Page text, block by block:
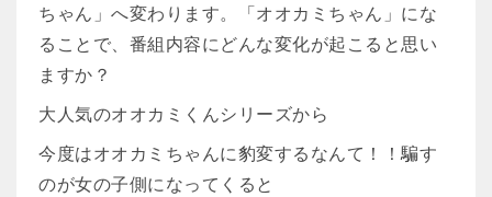
ちゃん」へ変わります。「オオカミちゃん」にな
ることで、番組内容にどんな変化が起こると思い
ますか？
大人気のオオカミくんシリーズから
今度はオオカミちゃんに豹変するなんて！！騙す
のが女の子側になってくると